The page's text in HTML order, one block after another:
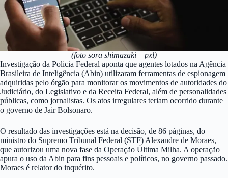
(foto sora shimazaki – pxl)
Investigação da Policia Federal aponta que agentes lotados na Agência
Brasileira de Inteligência (Abin) utilizaram ferramentas de espionagem
adquiridas pelo órgão para monitorar os movimentos de autoridades do
Judiciário, do Legislativo e da Receita Federal, além de personalidades
públicas, como jornalistas. Os atos irregulares teriam ocorrido durante
o governo de Jair Bolsonaro.
O resultado das investigações está na decisão, de 86 páginas, do
ministro do Supremo Tribunal Federal (STF) Alexandre de Moraes,
que autorizou uma nova fase da Operação Última Milha. A operação
apura o uso da Abin para fins pessoais e políticos, no governo passado.
Moraes é relator do inquérito.